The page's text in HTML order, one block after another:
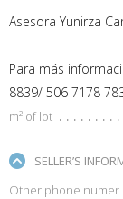
Asesora Yunirza
Para más
8839/ 506 7178
m² of lot
SELLER’S
Other phone numer